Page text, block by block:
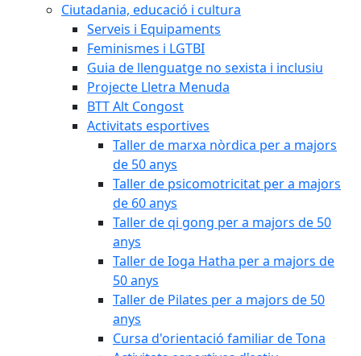
Ciutadania, educació i cultura
Serveis i Equipaments
Feminismes i LGTBI
Guia de llenguatge no sexista i inclusiu
Projecte Lletra Menuda
BTT Alt Congost
Activitats esportives
Taller de marxa nòrdica per a majors
de 50 anys
Taller de psicomotricitat per a majors
de 60 anys
Taller de qi gong per a majors de 50
anys
Taller de Ioga Hatha per a majors de
50 anys
Taller de Pilates per a majors de 50
anys
Cursa d'orientació familiar de Tona